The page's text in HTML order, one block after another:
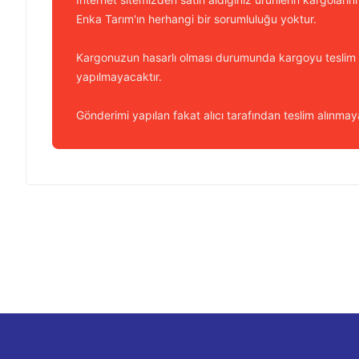
Enka Tarım'ın herhangi bir sorumluluğu yoktur.
Kargonuzun hasarlı olması durumunda kargoyu teslim
yapılmayacaktır.
Gönderimi yapılan fakat alıcı tarafından teslim
Ürün bilgilerinde hatalar bulunuyor.